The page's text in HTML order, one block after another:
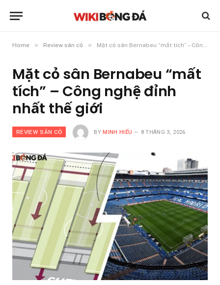
Home » Review sân cỏ » Mặt cỏ sân Bernabeu “mất tích” – Công nghệ đỉnh nhất thế giới
Mặt cỏ sân Bernabeu “mất
tích” – Công nghệ đỉnh
nhất thế giới
REVIEW SÂN CỎ BY MINH HIẾU 8 THÁNG 3, 2026